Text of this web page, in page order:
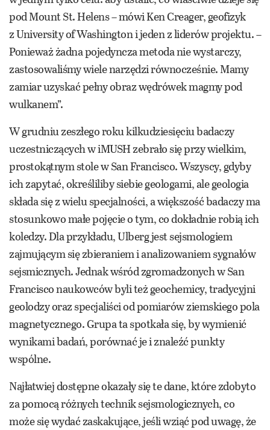
pod Mount St. Helens – mówi Ken Creager, geofizyk
z University of Washington i jeden z liderów projektu. –
Ponieważ żadna pojedyncza metoda nie wystarczy,
zastosowaliśmy wiele narzędzi równocześnie. Mamy
zamiar uzyskać pełny obraz wędrówek magmy pod
wulkanem”.
W grudniu zeszłego roku kilkudziesięciu badaczy
uczestniczących w iMUSH zebrało się przy wielkim,
prostokątnym stole w San Francisco. Wszyscy, gdyby
ich zapytać, określiliby siebie geologami, ale geologia
składa się z wielu specjalności, a większość badaczy ma
stosunkowo małe pojęcie o tym, co dokładnie robią ich
koledzy. Dla przykładu, Ulberg jest sejsmologiem
zajmującym się zbieraniem i analizowaniem sygnałów
sejsmicznych. Jednak wśród zgromadzonych w San
Francisco naukowców byli też geochemicy, tradycyjni
geolodzy oraz specjaliści od pomiarów ziemskiego pola
magnetycznego. Grupa ta spotkała się, by wymienić
wynikami badań, porównać je i znaleźć punkty
wspólne.
Najłatwiej dostępne okazały się te dane, które zdobyto
za pomocą różnych technik sejsmologicznych, co
może się wydać zaskakujące, jeśli wziąć pod uwagę, że